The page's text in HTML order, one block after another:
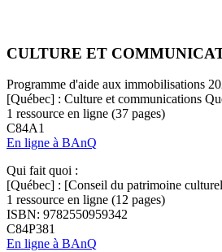
CULTURE ET
Programme d'aide aux immobilisations
[Québec] : Culture et communications
1 ressource en ligne (37 pages)
C84A1
En ligne à BAnQ
Qui fait quoi :
[Québec] : [Conseil du patrimoine
1 ressource en ligne (12 pages)
ISBN: 9782550959342
C84P381
En ligne à BAnQ